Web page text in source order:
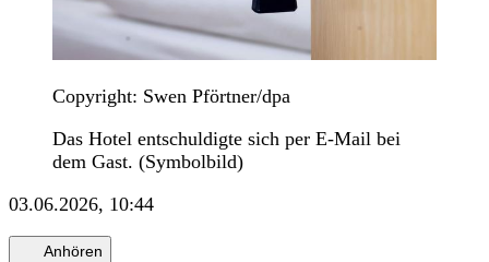
Copyright: Swen Pförtner/dpa
Das Hotel entschuldigte sich per E-Mail bei
dem Gast. (Symbolbild)
03.06.2026, 10:44
Anhören